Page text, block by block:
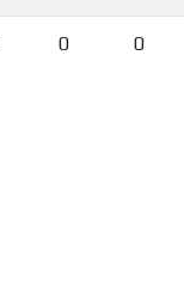
0 0